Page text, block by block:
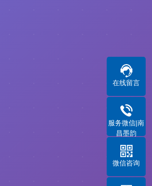
在线留言
服务微信|南
昌墨韵
微信咨询